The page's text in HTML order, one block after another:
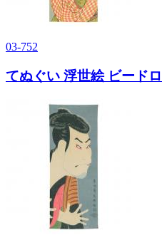
03-752
てぬぐい 浮世絵 ビード